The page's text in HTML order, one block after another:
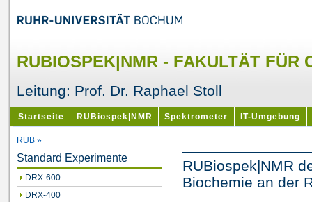
RUBIOSPEK|NMR - FAKULTÄT FÜR
Leitung: Prof. Dr. Raphael Stoll
Startseite RUBiospek|NMR Spektrometer IT-Umgebung
RUB »
Standard Experimente
DRX-600
DRX-400
RUBiospek|NMR
Biochemie an der